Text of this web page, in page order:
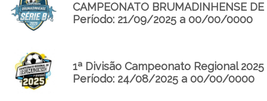
CAMPEONATO BRUMADINHENSE
Período: 21/09/2025 a 00/00/0000
1ª Divisão Campeonato Regional 2025
Período: 24/08/2025 a 00/00/0000